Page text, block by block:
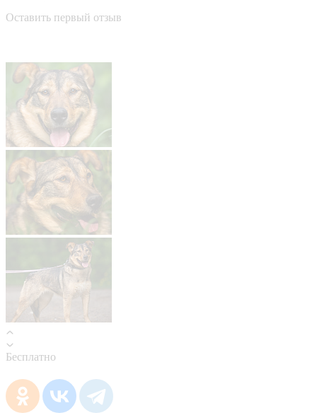
Оставить первый отзыв
Бесплатно